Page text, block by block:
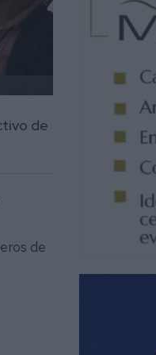
de
de